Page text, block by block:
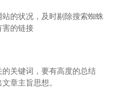
的状况，及时剔除搜索蜘蛛
的链接
关键词，要有高度的总结
章主旨思想。